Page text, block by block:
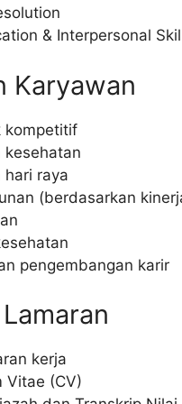
& Interpersonal
Karyawan
kompetitif
kesehatan
hari raya
(berdasarkan
pengembangan karir
kerja
Vitae (CV)